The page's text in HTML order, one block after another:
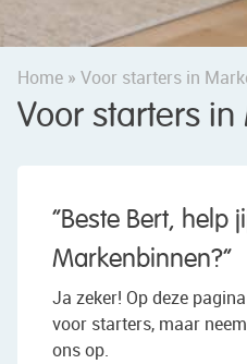
Home » Voor starters in
Voor starters
“Beste Bert, help
Markenbinnen?”
Ja zeker! Op deze
voor starters, maar
ons op.